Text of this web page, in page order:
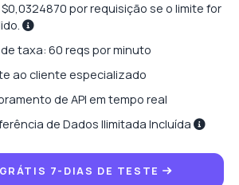
por requisição se o limite for
taxa: 60 reqs por minuto
ao cliente especializado
de API em tempo real
de Dados Ilimitada Incluída
GRÁTIS 7-DIAS DE TESTE
de eletricidade hoje?
históricos de preços?
de preços são retornados?
que devo conhecer?
Mostre-me um exemplo de código